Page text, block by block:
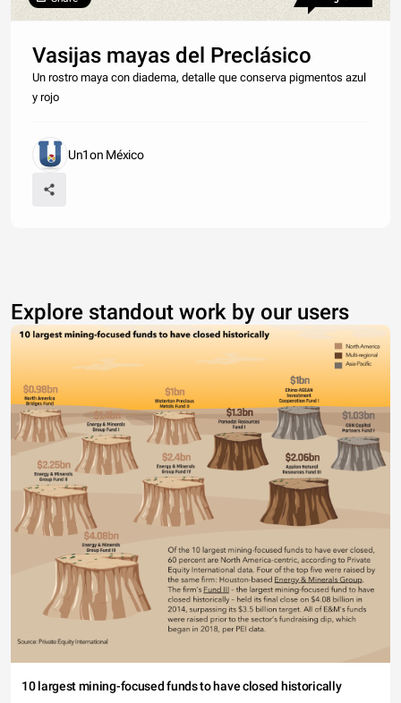
Vasijas mayas del Preclásico
Un rostro maya con diadema, detalle que conserva pigmentos azul
y rojo
Un1on México
Explore standout work by our users
10 largest mining-focused funds to have closed historically